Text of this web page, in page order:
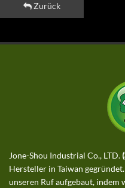
Zurück
Jone-Shou Industrial Co., LTD.
Hersteller in Taiwan
unseren Ruf aufgebaut,